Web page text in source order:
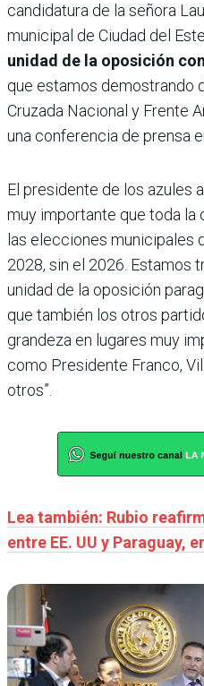
candidatura de la señora
municipal de Ciudad del Este.
unidad de la oposición
que estamos demostrando
Cruzada Nacional y Frente
una conferencia de prensa
El presidente de los azules
muy importante que toda la
las elecciones municipales
2028, sin el 2026. Estamos
unidad de la oposición
que también los otros
grandeza en lugares muy
como Presidente Franco,
otros”.
Lea también: Rubio
entre EE. UU y Paraguay,